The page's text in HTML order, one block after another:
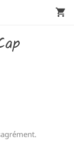
shopping_cart